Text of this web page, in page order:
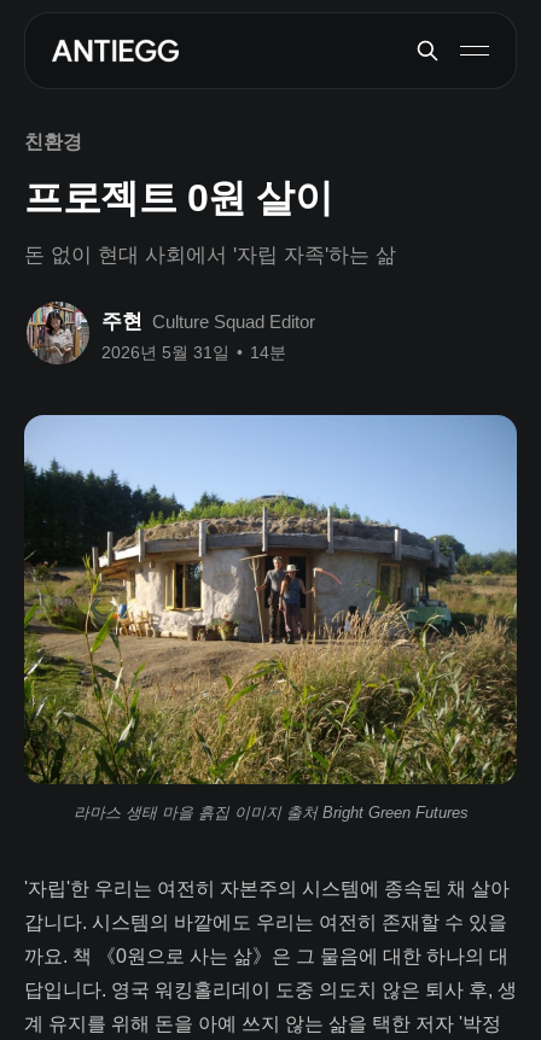
친환경
프로젝트 0원 살이
돈 없이 현대 사회에서 '자립 자족'하는 삶
주현 Culture Squad Editor
2026년 5월 31일 • 14분
라마스 생태 마을 흙집 이미지 출처 Bright Green Futures
'자립'한 우리는 여전히 자본주의 시스템에 종속된 채 살아
갑니다. 시스템의 바깥에도 우리는 여전히 존재할 수 있을
까요. 책 《0원으로 사는 삶》은 그 물음에 대한 하나의 대
답입니다. 영국 워킹홀리데이 도중 의도치 않은 퇴사 후, 생
계 유지를 위해 돈을 아예 쓰지 않는 삶을 택한 저자 '박정